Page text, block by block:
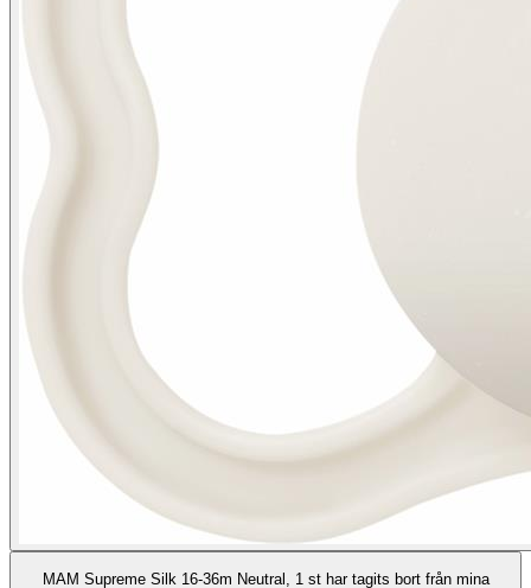
MAM Supreme Silk 16-36m Neutral, 1 st har tagits bort från mina